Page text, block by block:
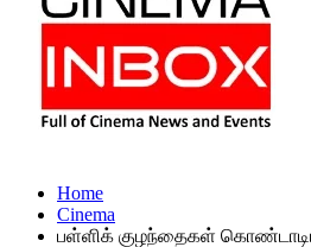
Home
Cinema
பள்ளிக் குழந்தைகள் கொண்டாடிய